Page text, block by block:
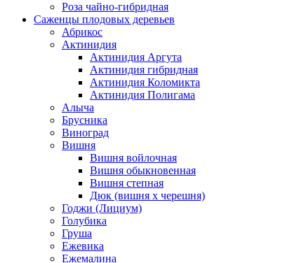
Роза чайно-гибридная
Саженцы плодовых деревьев
Абрикос
Актинидия
Актинидия Аргута
Актинидия гибридная
Актинидия Коломикта
Актинидия Полигама
Алыча
Брусника
Виноград
Вишня
Вишня войлочная
Вишня обыкновенная
Вишня степная
Дюк (вишня х черешня)
Годжи (Лициум)
Голубика
Груша
Ежевика
Ежемалина